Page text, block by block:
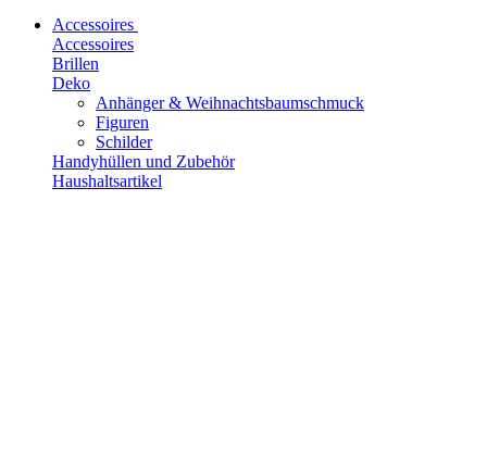
Accessoires
Accessoires
Brillen
Deko
Anhänger & Weihnachtsbaumschmuck
Figuren
Schilder
Handyhüllen und Zubehör
Haushaltsartikel